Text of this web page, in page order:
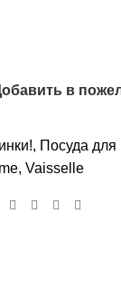
в
, Посуда для
, Vaisselle